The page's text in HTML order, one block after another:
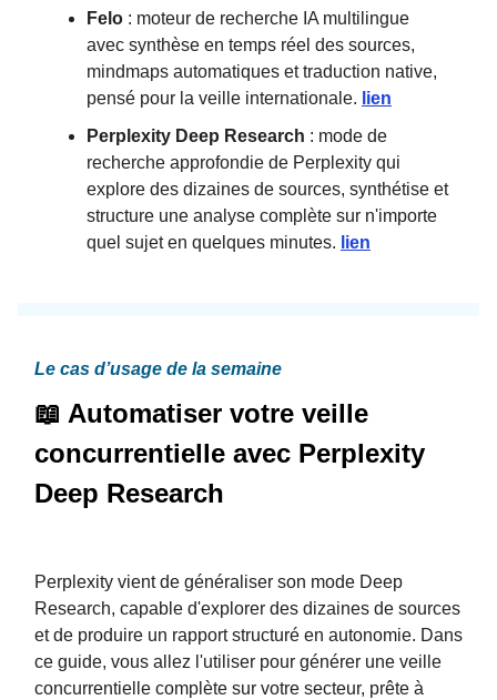
Felo : moteur de recherche IA multilingue
avec synthèse en temps réel des sources,
mindmaps automatiques et traduction native,
pensé pour la veille internationale. lien
Perplexity Deep Research : mode de
recherche approfondie de Perplexity qui
explore des dizaines de sources, synthétise et
structure une analyse complète sur n'importe
quel sujet en quelques minutes. lien
Le cas d’usage de la semaine
📖 Automatiser votre veille
concurrentielle avec Perplexity
Deep Research
Perplexity vient de généraliser son mode Deep
Research, capable d'explorer des dizaines de sources
et de produire un rapport structuré en autonomie. Dans
ce guide, vous allez l'utiliser pour générer une veille
concurrentielle complète sur votre secteur, prête à